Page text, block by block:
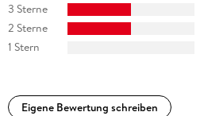
3 Sterne
2 Sterne
1 Stern
Eigene Bewertung schreiben